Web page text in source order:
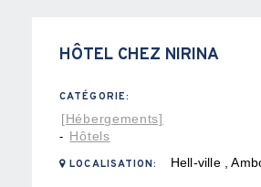
HÔTEL CHEZ NIRINA
CATÉGORIE:
[Hébergements]
- Hôtels
LOCALISATION: Hell-ville ,